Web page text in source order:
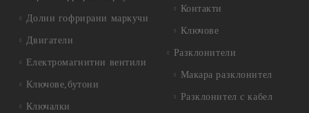
Долни гофрирани маркучи
Двигатели
Електромагнитни вентили
Ключове,бутони
Ключалки
Контакти
Ключове
Разклонители
Макара разклонител
Разклонител с кабел